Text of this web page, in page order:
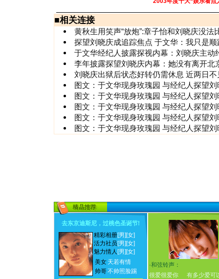
■相关连接
黄秋生用笑声“放炮”:章子怡和刘晓庆没法
探望刘晓庆成追踪焦点 于文华：我只是顺
于文华经纪人披露探视内幕：刘晓庆主动
李年披露探望刘晓庆内幕：她没有离开北
刘晓庆出狱后状态好转仍需休息 近两日
图文：于文华现身玫瑰园 与经纪人探望
图文：于文华现身玫瑰园 与经纪人探望
图文：于文华现身玫瑰园 与经纪人探望
图文：于文华现身玫瑰园 与经纪人探望
图文：于文华现身玫瑰园 与经纪人探望
去东京迪斯尼，过桃色圣诞节!
精彩相册[男] [女]
活力社员 [男] [女]
魅力情人 [男] [女]
美女 天若有情
帅哥不帅照脸踢
·和弦铃声：
很爱很爱你
有多少爱可